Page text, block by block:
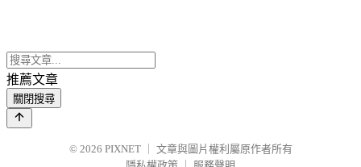
推薦文章
關閉搜尋
© 2026 PIXNET
文章與圖片權利屬原作者所有